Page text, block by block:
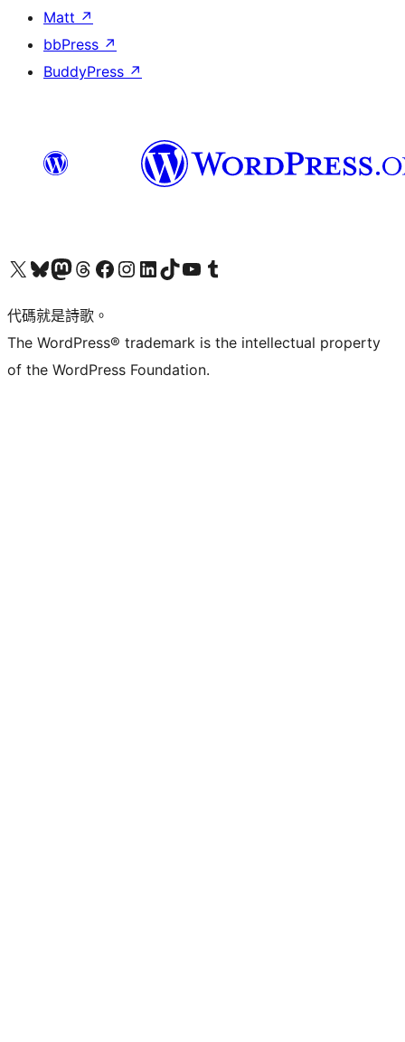
Matt ↗
bbPress ↗
BuddyPress ↗
Visit our X (formerly Twitter) account
Visit our Bluesky account
Visit our Mastodon account
Visit our Threads account
訪問我們的 Facebook 專頁Visit our Instagram account
Visit our LinkedIn account
Visit our TikTok account
Visit our YouTube channel
Visit our Tumblr account
代碼就是詩歌。
The WordPress® trademark is the intellectual property
of the WordPress Foundation.